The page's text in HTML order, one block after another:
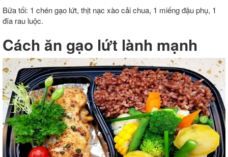
Bữa tối: 1 chén gạo lứt, thịt nạc xào cải chua, 1 miếng đậu phụ, 1
đĩa rau luộc.
Cách ăn gạo lứt lành mạnh